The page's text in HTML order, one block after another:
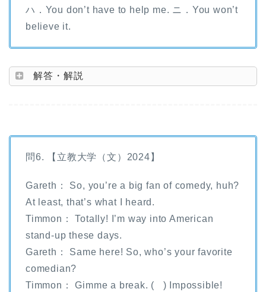
ハ．You don’t have to help me. ニ．You won’t
believe it.
解答・解説
問6. 【立教大学（文）2024】
Gareth： So, you’re a big fan of comedy, huh?
At least, that’s what I heard.
Timmon： Totally! I’m way into American
stand-up these days.
Gareth： Same here! So, who’s your favorite
comedian?
Timmon： Gimme a break. ( ) Impossible!